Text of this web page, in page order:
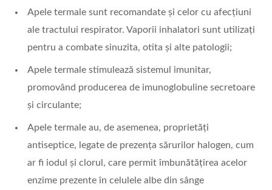
Apele termale sunt recomandate și celor cu afecțiuni
ale tractului respirator. Vaporii inhalatori sunt utilizați
pentru a combate sinuzita, otita și alte patologii;
Apele termale stimulează sistemul imunitar,
promovând producerea de imunoglobuline secretoare
și circulante;
Apele termale au, de asemenea, proprietăți
antiseptice, legate de prezența sărurilor halogen, cum
ar fi iodul și clorul, care permit îmbunătățirea acelor
enzime prezente în celulele albe din sânge